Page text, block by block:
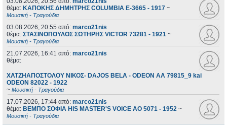
θέμα: ΚΑΠΟΚΗΣ ΔΗΜΗΤΡΗΣ COLUMBIA E-3665 - 1917 ~
Μουσική - Τραγούδια
03.08.2026, 20:55 από: marco21nis
θέμα: ΣΤΑΣΙΝΟΠΟΥΛΟΣ ΣΩΤΗΡΗΣ VICTOR 73281 - 1921 ~
Μουσική - Τραγούδια
21.07.2026, 16:41 από: marco21nis
θέμα:
ΧΑΤΖΗΑΠΟΣΤΟΛΟΥ ΝΙΚΟΣ- DAJOS BELA - ODEON AA 79815_9 kai
ODEON 82022 - 1922
~ Μουσική - Τραγούδια
17.07.2026, 17:44 από: marco21nis
θέμα: ΒΕΜΠΟ ΣΟΦΙΑ HIS MASTER'S VOICE AO 5071 - 1952 ~
Μουσική - Τραγούδια